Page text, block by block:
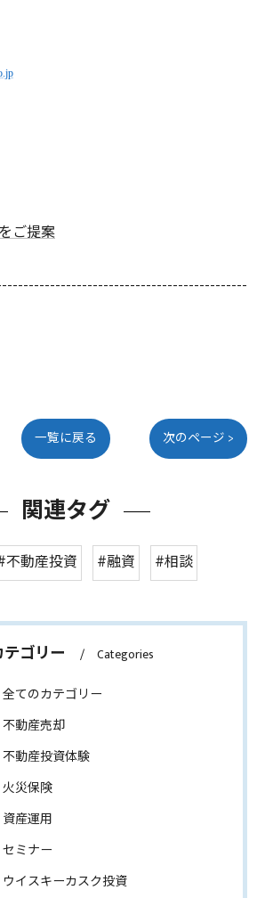
ご提案
一覧に戻る 次のページ >
関連タグ
不動産投資 #融資 #相談
テゴリー Categories
全てのカテゴリー
不動産売却
不動産投資体験
火災保険
資産運用
セミナー
ウイスキーカスク投資